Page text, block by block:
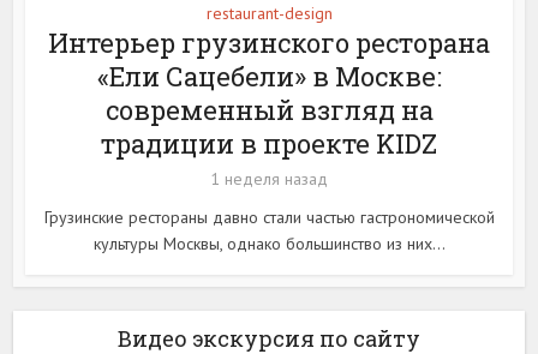
restaurant-design
Интерьер грузинского ресторана
«Ели Сацебели» в Москве:
современный взгляд на
традиции в проекте KIDZ
1 неделя назад
Грузинские рестораны давно стали частью гастрономической
культуры Москвы, однако большинство из них...
Видео экскурсия по сайту